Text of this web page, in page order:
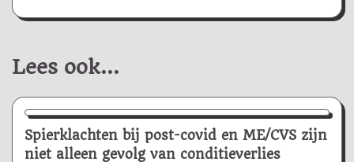
Lees ook...
Nieuws/Informatie
Spierklachten bij post-covid en ME/CVS zijn
niet alleen gevolg van conditieverlies